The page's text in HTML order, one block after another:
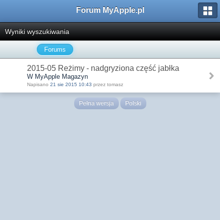
Forum MyApple.pl
Wyniki wyszukiwania
Forums
2015-05 Reżimy - nadgryziona część jabłka
W MyApple Magazyn
Napisano 21 sie 2015 10:43 przez tomasz
Pełna wersja Polski